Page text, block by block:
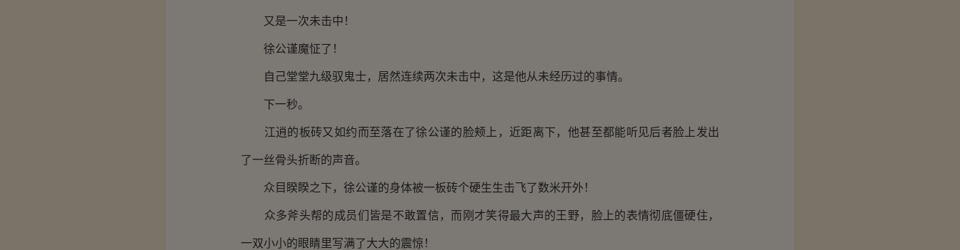
又是一次未击中！
徐公谨魔怔了！
自己堂堂九级驭鬼士，居然连续两次未击中，这是他从未经历过的事情。
下一秒。
江逍的板砖又如约而至落在了徐公谨的脸颊上，近距离下，他甚至都能听见后者脸上发出
了一丝骨头折断的声音。
众目睽睽之下，徐公谨的身体被一板砖个硬生生击飞了数米开外！
众多斧头帮的成员们皆是不敢置信，而刚才笑得最大声的王野，脸上的表情彻底僵硬住，
一双小小的眼睛里写满了大大的震惊！